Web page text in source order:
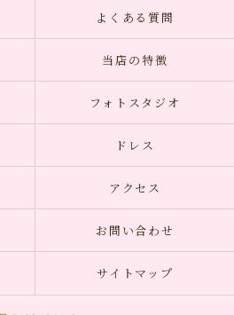
よくある質問
当店の特徴
フォトスタジオ
ドレス
アクセス
お問い合わせ
サイトマップ